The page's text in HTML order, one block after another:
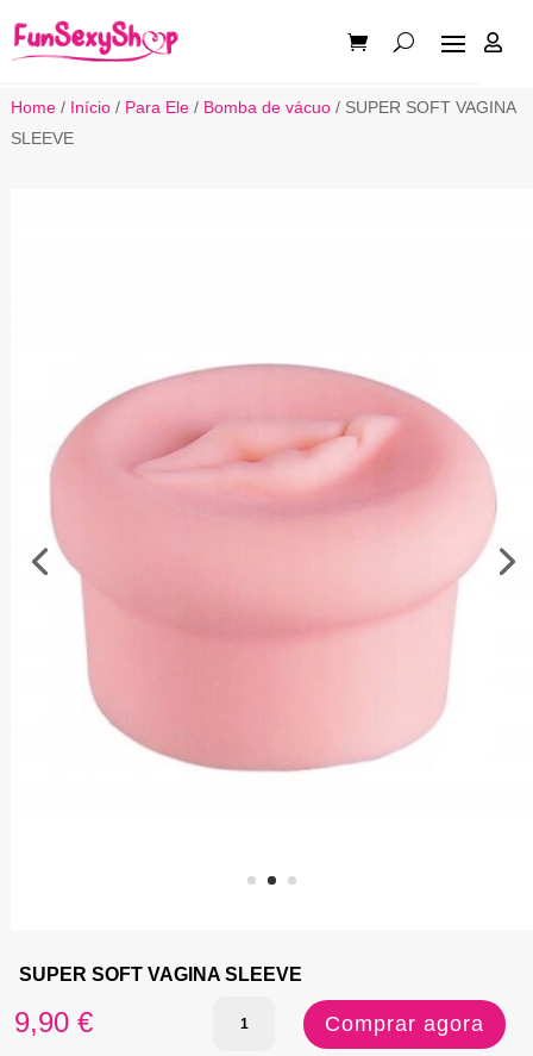

Home/ Início/ Para Ele/ Bomba de vácuo/ SUPER SOFT VAGINA
SLEEVE
SUPER SOFT VAGINA SLEEVE
9,90 €
Quantidade
Comprar agora